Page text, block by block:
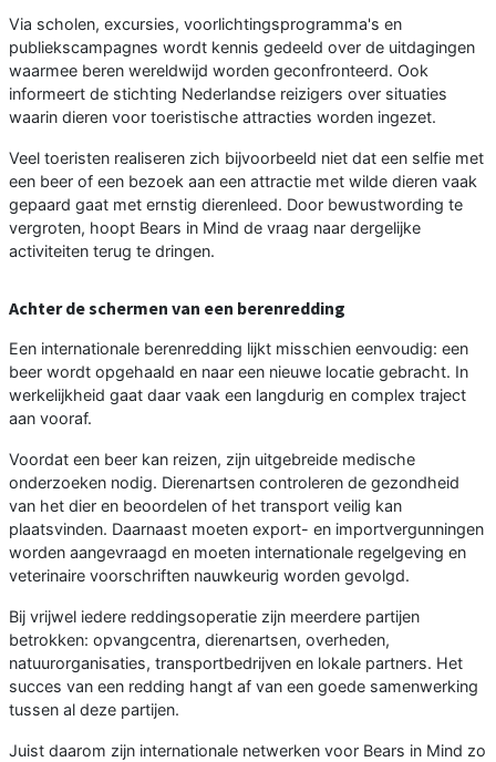
Via scholen, excursies, voorlichtingsprogramma's en
publiekscampagnes wordt kennis gedeeld over de uitdagingen
waarmee beren wereldwijd worden geconfronteerd. Ook
informeert de stichting Nederlandse reizigers over situaties
waarin dieren voor toeristische attracties worden ingezet.
Veel toeristen realiseren zich bijvoorbeeld niet dat een selfie met
een beer of een bezoek aan een attractie met wilde dieren vaak
gepaard gaat met ernstig dierenleed. Door bewustwording te
vergroten, hoopt Bears in Mind de vraag naar dergelijke
activiteiten terug te dringen.
Achter de schermen van een berenredding
Een internationale berenredding lijkt misschien eenvoudig: een
beer wordt opgehaald en naar een nieuwe locatie gebracht. In
werkelijkheid gaat daar vaak een langdurig en complex traject
aan vooraf.
Voordat een beer kan reizen, zijn uitgebreide medische
onderzoeken nodig. Dierenartsen controleren de gezondheid
van het dier en beoordelen of het transport veilig kan
plaatsvinden. Daarnaast moeten export- en importvergunningen
worden aangevraagd en moeten internationale regelgeving en
veterinaire voorschriften nauwkeurig worden gevolgd.
Bij vrijwel iedere reddingsoperatie zijn meerdere partijen
betrokken: opvangcentra, dierenartsen, overheden,
natuurorganisaties, transportbedrijven en lokale partners. Het
succes van een redding hangt af van een goede samenwerking
tussen al deze partijen.
Juist daarom zijn internationale netwerken voor Bears in Mind zo